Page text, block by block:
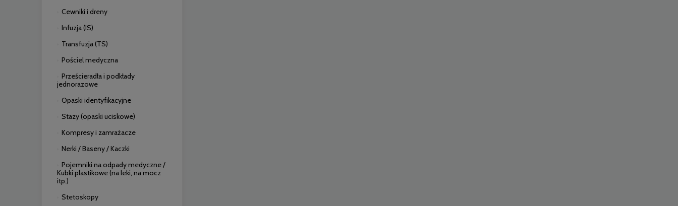
Cewniki i dreny
Infuzja (IS)
Transfuzja (TS)
Pościel medyczna
Prześcieradła i podkłady
jednorazowe
Opaski identyfikacyjne
Stazy (opaski uciskowe)
Kompresy i zamrażacze
Nerki / Baseny / Kaczki
Pojemniki na odpady medyczne /
Kubki plastikowe (na leki, na mocz
itp.)
Stetoskopy